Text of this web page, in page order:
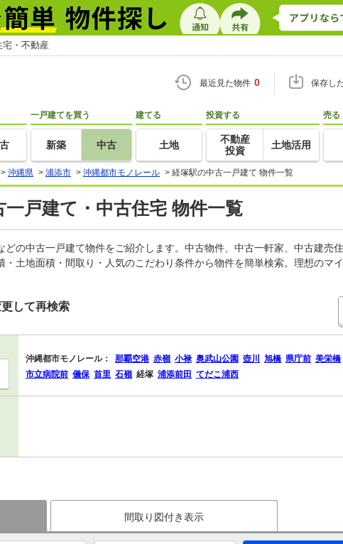
宅・不動産
最近見た物件 0 保存し
一戸建てを買う
新築 中古
建てる
土地
投資する
不動産
投資
土地活用
売る
> 沖縄県 > 浦添市 > 沖縄都市モノレール > 経塚駅の中古一戸建て 物件一覧
戸建て・中古住宅 物件一覧
の中古一戸建て物件をご紹介します。中古物件、中古一軒家、中古建売
土地面積・間取り・人気のこだわり条件から物件を簡単検索。理想のマ
して再検索
沖縄都市モノレール： 那覇空港 赤嶺 小禄 奥武山公園 壺川 旭橋 県庁前 美栄橋
市立病院前 儀保 首里 石嶺 経塚 浦添前田 てだこ浦西
間取り図付き表示